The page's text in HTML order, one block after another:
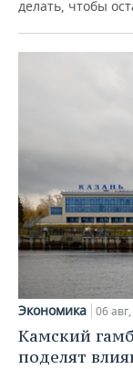
делать, чтобы
Экономика 06
Камский
поделят